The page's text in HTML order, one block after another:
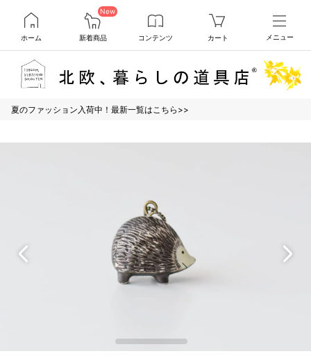
ホーム
New
新着商品 コンテンツ カート メニュー
夏のファッション入荷中！最新一覧はこちら>>